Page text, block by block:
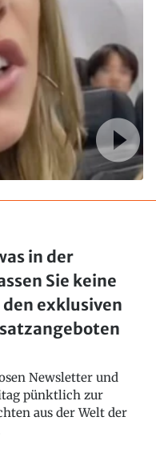
in der
Sie keine
exklusiven
Newsletter und
pünktlich zur
aus der Welt der